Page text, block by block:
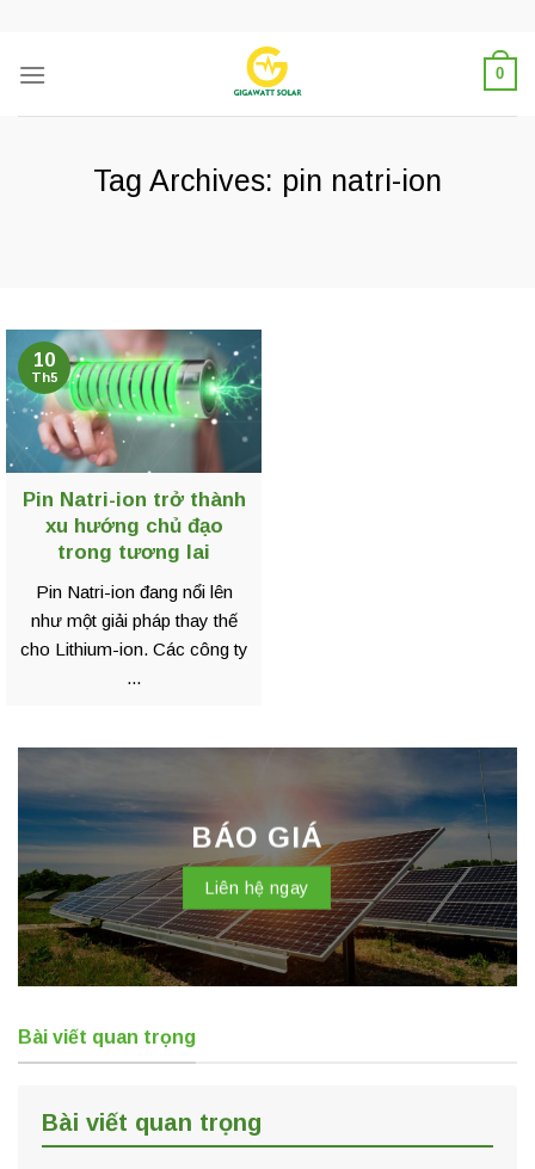
content
0
Tag Archives: pin natri-ion
Pin Natri-ion trở thành
xu hướng chủ đạo
trong tương lai
Pin Natri-ion đang nổi lên
như một giải pháp thay thế
cho Lithium-ion. Các công ty
...
10
Th5
BÁO GIÁ
Liên hệ ngay
Bài viết quan trọng
Bài viết quan trọng